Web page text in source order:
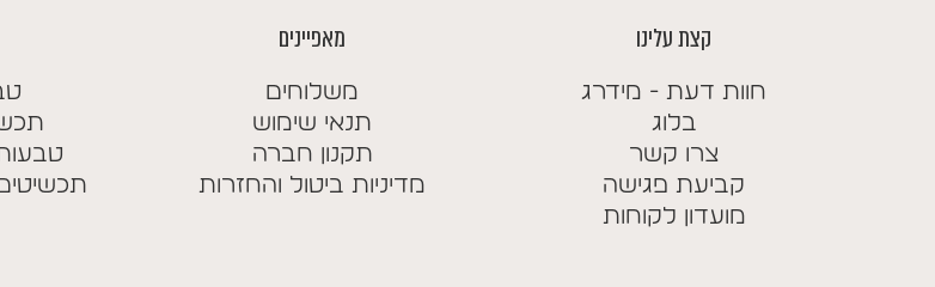
קצת עלינו
חוות דעת - מידרג
בלוג
צרו קשר
קביעת פגישה
מועדון לקוחות
מאפיינים
משלוחים
תנאי שימוש
תקנון חברה
מדיניות ביטול והחזרות